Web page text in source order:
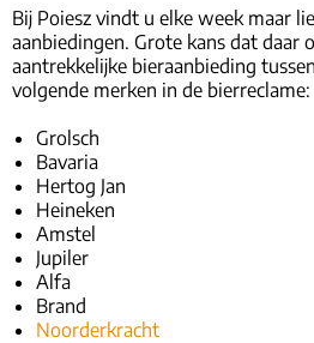
Bij Poiesz vindt u elke week maar
aanbiedingen. Grote kans dat daar
aantrekkelijke bieraanbieding
volgende merken in de bierreclame:
Grolsch
Bavaria
Hertog Jan
Heineken
Amstel
Jupiler
Alfa
Brand
Noorderkracht